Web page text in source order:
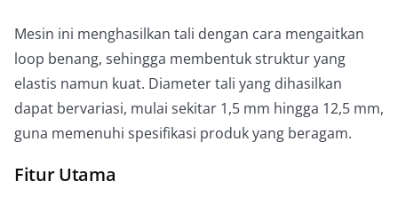
Mesin ini menghasilkan tali dengan cara mengaitkan
loop benang, sehingga membentuk struktur yang
elastis namun kuat. Diameter tali yang dihasilkan
dapat bervariasi, mulai sekitar 1,5 mm hingga 12,5 mm,
guna memenuhi spesifikasi produk yang beragam.
Fitur Utama